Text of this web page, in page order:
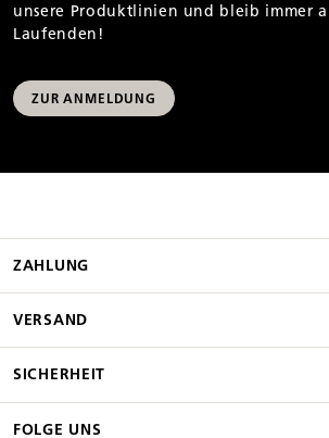
unsere Produktlinien und bleib immer
Laufenden!
ZUR ANMELDUNG
ZAHLUNG
VERSAND
SICHERHEIT
FOLGE UNS